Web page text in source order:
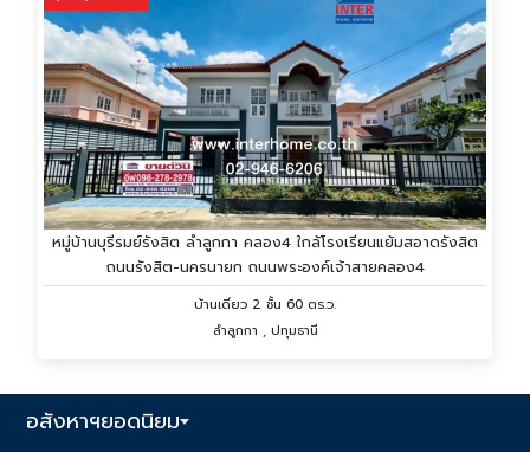
หมู่บ้านบุรีรมย์รังสิต ลำลูกกา คลอง4 ใกล้โรงเรียนแย้มสอาดรังสิต
ถนนรังสิต-นครนายก ถนนพระองค์เจ้าสายคลอง4
บ้านเดี่ยว 2 ชั้น 60 ตร.ว.
ลำลูกกา , ปทุมธานี
อสังหาฯยอดนิยม